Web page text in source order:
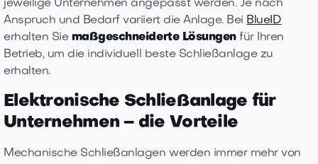
jeweilige Unternehmen angepasst werden. Je nach
Anspruch und Bedarf variiert die Anlage. Bei BlueID
erhalten Sie maßgeschneiderte Lösungenfür Ihren
Betrieb, um die individuell beste Schließanlage zu
erhalten.
Elektronische Schließanlage für
Unternehmen – die Vorteile
Mechanische Schließanlagen werden immer mehr von